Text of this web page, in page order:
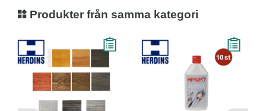
Produkter från samma kategori